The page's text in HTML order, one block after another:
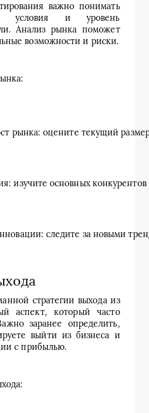
важно понимать
условия и уровень
Анализ рынка поможет
возможности и риски.
рынка: оцените текущий
изучите основных
следите за новыми
стратегии выхода из
аспект, который часто
заранее определить,
выйти из бизнеса и
с прибылью.